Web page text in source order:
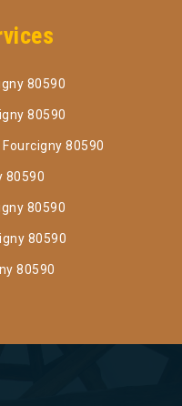
80590
80590
80590
80590
80590
80590
80590